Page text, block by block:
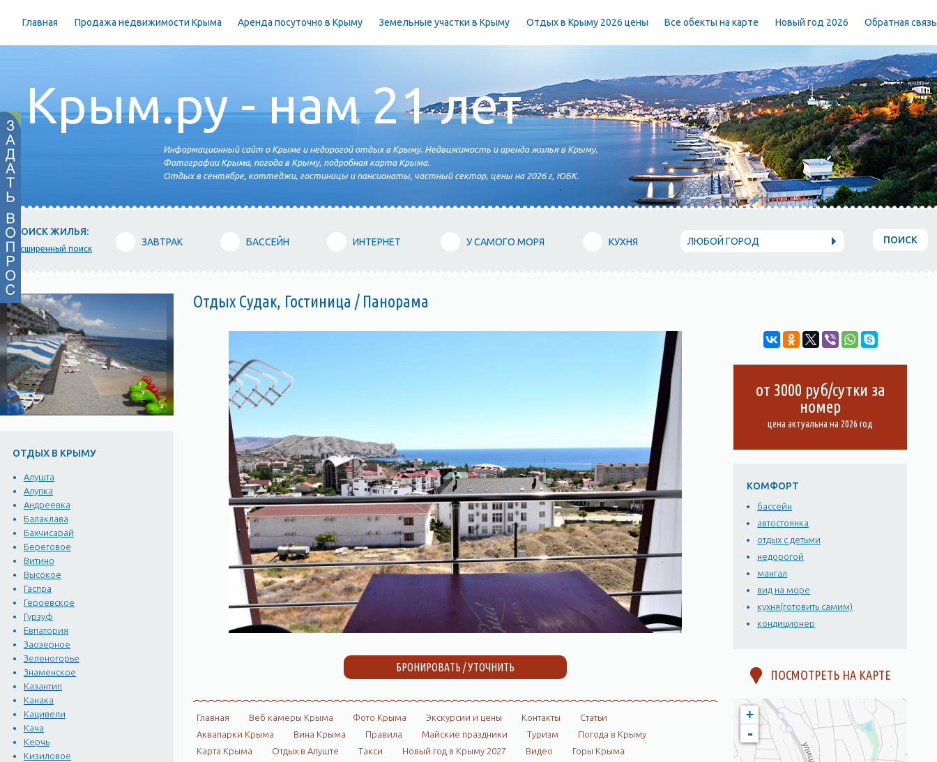
Главная Продажа недвижимости Крыма Аренда посуточно в Крыму Земельные участки в Крыму Отдых в Крыму 2026 цены Все обекты на карте Новый год 2026 Обратная связь
Крым.ру - нам 21 лет
Информационный сайт о Крыме и недорогой отдых в Крыму. Недвижимость и аренда жилья в Крыму.
Фотографии Крыма, погода в Крыму, подробная карта Крыма.
Отдых в сентябре, коттеджи, гостиницы и пансионаты, частный сектор, цены на 2026 г, ЮБК.
ПОИСК ЖИЛЬЯ:
расширенный поиск
ЗАВТРАК БАССЕЙН ИНТЕРНЕТ У САМОГО МОРЯ КУХНЯ ЛЮБОЙ ГОРОД ПОИСК
ОТДЫХ В КРЫМУ
Алушта
Алупка
Андреевка
Балаклава
Бахчисарай
Береговое
Витино
Высокое
Гаспра
Героевское
Гурзуф
Евпатория
Заозерное
Зеленогорье
Знаменское
Казантип
Канака
Кацивели
Кача
Керчь
Кизиловое
Отдых Судак, Гостиница / Панорама
БРОНИРОВАТЬ / УТОЧНИТЬ
Главная Веб камеры Крыма Фото Крыма Экскурсии и цены Контакты
Статьи
Аквапарки Крыма
Вина Крыма Правила Майские праздники Туризм
Погода в Крыму
Карта Крыма
Отдых в Алуште Такси Новый год в Крыму 2027 Видео
Горы Крыма
от 3000 руб/сутки за
номер
цена актуальна на 2026 год
КОМФОРТ
бассейн
автостоянка
отдых с детьми
недорогой
мангал
вид на море
кухня(готовить самим)
кондиционер
ПОСМОТРЕТЬ НА КАРТЕ
+
-